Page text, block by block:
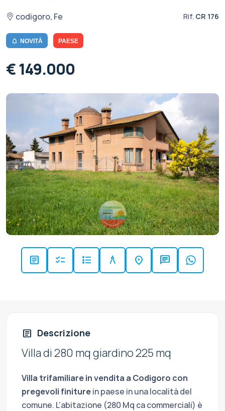
codigoro, Fe Rif. CR 176
NOVITÀ PAESE
€ 149.000
article checklist format_list_bulleted architecture location_on chat
article Descrizione
Villa di 280 mq giardino 225 mq
Villa trifamiliare in vendita a Codigoro con
pregevoli finiturein paese in una località del
comune. L’abitazione (280 Mq ca commerciali) è